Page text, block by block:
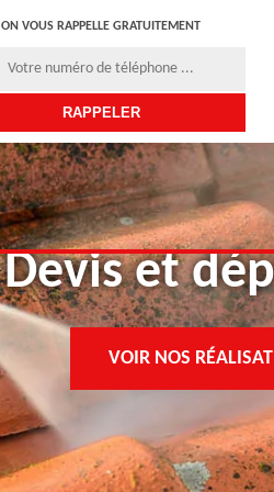
ON VOUS RAPPELLE GRATUITEMENT
Devis et
VOIR NOS